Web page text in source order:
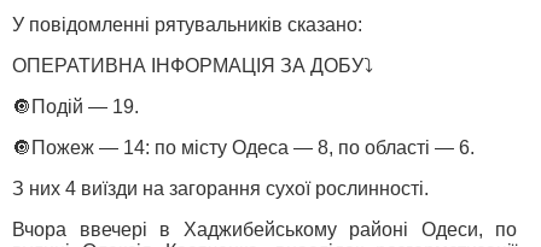
У повідомленні рятувальників сказано:
ОПЕРАТИВНА ІНФОРМАЦІЯ ЗА ДОБУ⤵️
🔘Подій — 19.
🔘Пожеж — 14: по місту Одеса — 8, по області — 6.
З них 4 виїзди на загорання сухої рослинності.
Вчора ввечері в Хаджибейському районі Одеси, по